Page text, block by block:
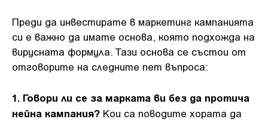
Преди да инвестирате в маркетинг кампанията
си е важно да имате основа, която подхожда на
вирусната формула. Тази основа се състои от
отговорите на следните пет въпроса:
1. Говори ли се за марката ви без да протича
нейна кампания? Кои са поводите хората да